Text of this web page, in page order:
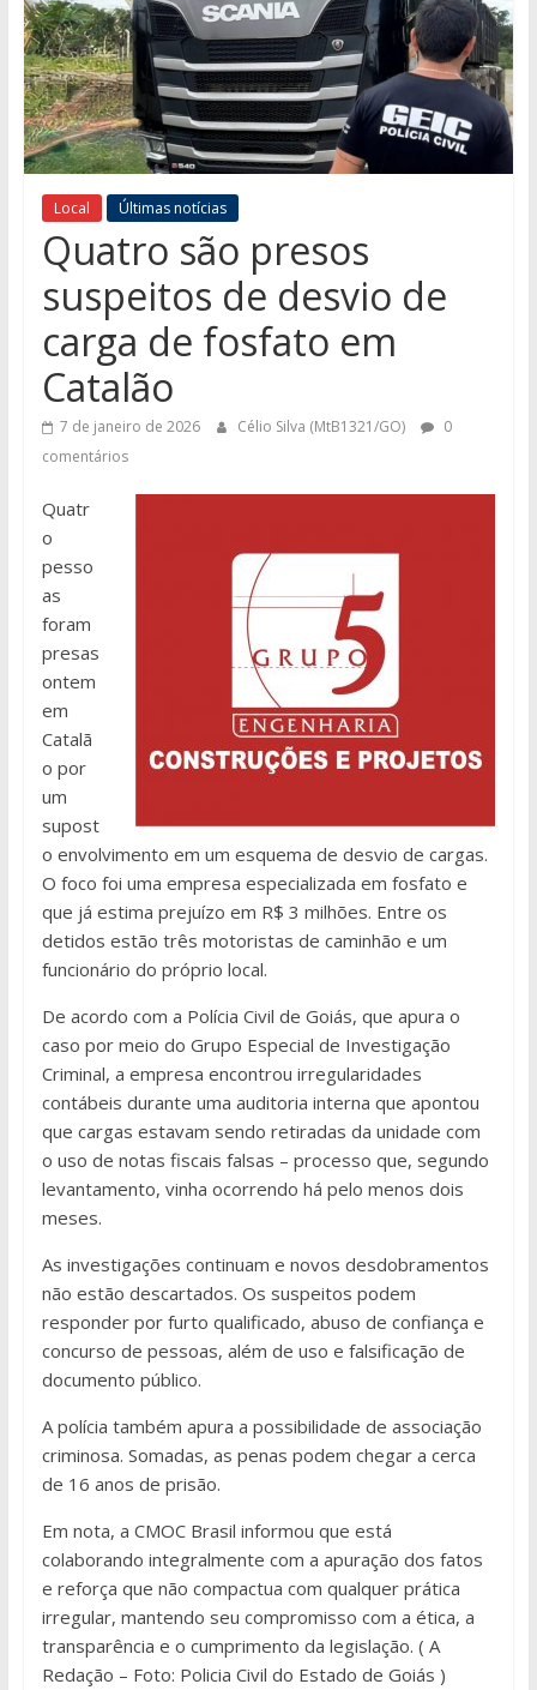
Local Últimas notícias
Quatro são presos
suspeitos de desvio de
carga de fosfato em
Catalão
7 de janeiro de 2026 Célio Silva (MtB1321/GO)
0
comentários
Quatr
o
pesso
as
foram
presas
ontem
em
Catalã
o por
um
supost
o envolvimento em um esquema de desvio de cargas.
O foco foi uma empresa especializada em fosfato e
que já estima prejuízo em R$ 3 milhões. Entre os
detidos estão três motoristas de caminhão e um
funcionário do próprio local.
De acordo com a Polícia Civil de Goiás, que apura o
caso por meio do Grupo Especial de Investigação
Criminal, a empresa encontrou irregularidades
contábeis durante uma auditoria interna que apontou
que cargas estavam sendo retiradas da unidade com
o uso de notas fiscais falsas – processo que, segundo
levantamento, vinha ocorrendo há pelo menos dois
meses.
As investigações continuam e novos desdobramentos
não estão descartados. Os suspeitos podem
responder por furto qualificado, abuso de confiança e
concurso de pessoas, além de uso e falsificação de
documento público.
A polícia também apura a possibilidade de associação
criminosa. Somadas, as penas podem chegar a cerca
de 16 anos de prisão.
Em nota, a CMOC Brasil informou que está
colaborando integralmente com a apuração dos fatos
e reforça que não compactua com qualquer prática
irregular, mantendo seu compromisso com a ética, a
transparência e o cumprimento da legislação. ( A
Redação – Foto: Policia Civil do Estado de Goiás )